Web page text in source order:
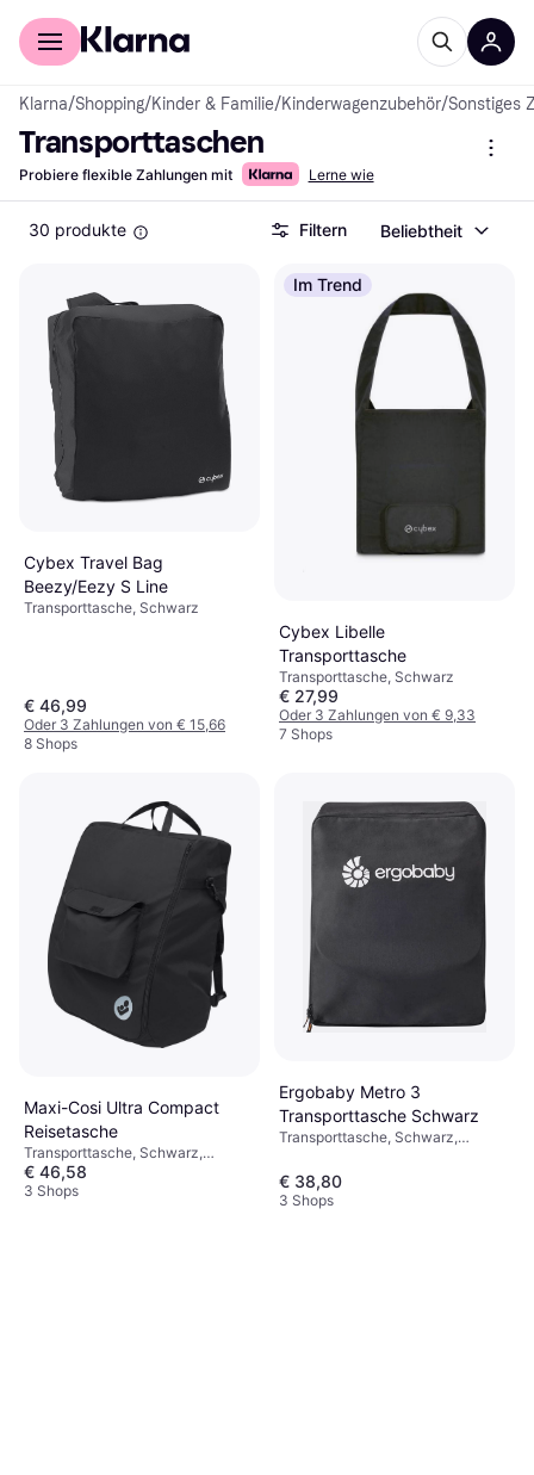
Für Shopper
Klarna/Shopping/Kinder & Familie/Kinderwagenzubehör/Sonstiges
Transporttaschen
Probiere flexible Zahlungen mit Lerne wie
30 produkte Filtern Beliebtheit
Cybex Travel Bag
Beezy/Eezy S Line
Transporttasche, Schwarz
€ 46,99
Oder 3 Zahlungen von € 15,66
8 Shops
Im Trend
Cybex Libelle
Transporttasche
Transporttasche, Schwarz
€ 27,99
Oder 3 Zahlungen von € 9,33
7 Shops
Maxi-Cosi Ultra Compact
Reisetasche
Transporttasche, Schwarz,
Rucksack-Modell, Waschbarer
Bezug, Material: Polyester
€ 46,58
3 Shops
Ergobaby Metro 3
Transporttasche Schwarz
Transporttasche, Schwarz,
€ 38,80
3 Shops